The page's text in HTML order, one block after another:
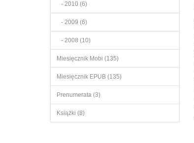
- 2010 (6)
- 2009 (6)
- 2008 (10)
Miesięcznik Mobi (135)
Miesięcznik EPUB (135)
Prenumerata (3)
Książki (8)